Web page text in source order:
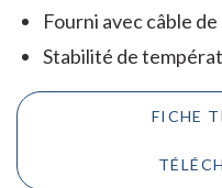
Fourni avec câble
Stabilité de
FICHE